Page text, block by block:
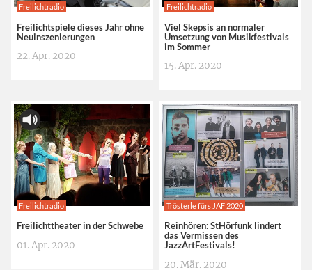
Freilichtradio
Freilichtspiele dieses Jahr ohne
Neuinszenierungen
22. Apr. 2020
Freilichtradio
Viel Skepsis an normaler
Umsetzung von Musikfestivals
im Sommer
15. Apr. 2020
Freilichtradio
Freilichttheater in der Schwebe
01. Apr. 2020
Trösterle fürs JAF 2020
Reinhören: StHörfunk lindert
das Vermissen des
JazzArtFestivals!
20. Mär. 2020